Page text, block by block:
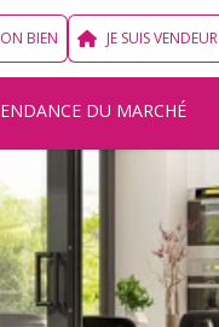
BIEN JE SUIS VENDEUR
DU MARCHÉ